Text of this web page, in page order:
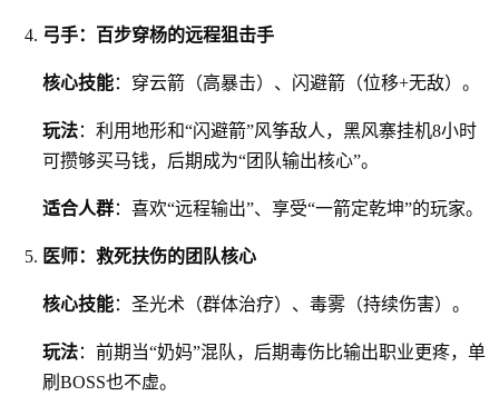
弓手：百步穿杨的远程狙击手
核心技能：穿云箭（高暴击）、闪避箭（位移+无敌）。
玩法：利用地形和“闪避箭”风筝敌人，黑风寨挂机8小时
可攒够买马钱，后期成为“团队输出核心”。
适合人群：喜欢“远程输出”、享受“一箭定乾坤”的玩家。
医师：救死扶伤的团队核心
核心技能：圣光术（群体治疗）、毒雾（持续伤害）。
玩法：前期当“奶妈”混队，后期毒伤比输出职业更疼，单
刷BOSS也不虚。